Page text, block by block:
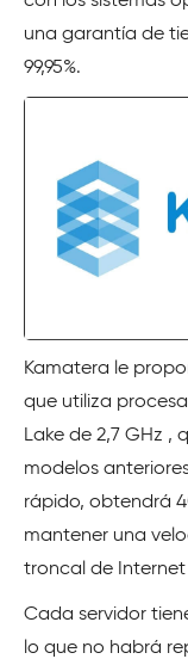
una garantía de
99,95%.
Kamatera le
que utiliza
Lake de 2,7 GHz ,
modelos
rápido, obtendrá
mantener una
troncal de Internet
Cada servidor
lo que no habrá